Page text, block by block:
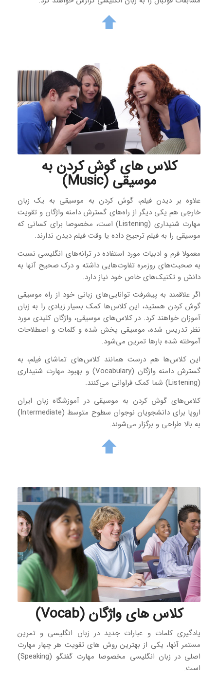
کلاس‌ های گوش کردن به
موسیقی (Music)
علاوه بر دیدن فیلم، گوش کردن به موسیقی به یک زبان
خارجی هم یکی دیگر از راه‌های گسترش دامنه واژگان و تقویت
مهارت شنیداری (Listening) است، مخصوصا برای کسانی که
موسیقی را به فیلم ترجیح داده یا وقت فیلم دیدن ندارند.
معمولا فرم و ادبیات مورد استفاده در ترانه‌های انگلیسی نسبت
به صحبت‌های روزمره تفاوت‌هایی داشته و درک صحیح آنها به
دانش و تکنیک‌های خاص خود نیاز دارد.
اگر علاقمند به پیشرفت توانایی‌‎های زبانی خود از راه موسیقی
گوش کردن هستید، این کلاس‌ها کمک بسیار زیادی را به زبان
آموزان خواهند کرد. در کلاس‌های موسیقی، واژگان کلیدی مورد
نظر تدریس شده، موسیقی پخش شده و کلمات و اصطلاحات
آموخته شده بارها تمرین می‌شود.
این کلاس‌ها هم درست همانند کلاس‌های تماشای فیلم، به
گسترش دامنه واژگان (Vocabulary) و بهبود مهارت شنیداری
(Listening) شما کمک فراوانی می‌کنند.
کلاس‌های گوش کردن به موسیقی در آموزشگاه زبان ایران
اروپا برای دانشجویان نوجوان سطوح متوسط (Intermediate)
به بالا طراحی و برگزار می‌شوند.
کلاس‌ های واژگان (Vocab)
یادگیری کلمات و عبارات جدید در زبان انگلیسی و تمرین
مستمر آنها، یکی از بهترین روش های تقویت هر چهار مهارت
اصلی در زبان انگلیسی مخصوصا مهارت گفتگو (Speaking)
است.